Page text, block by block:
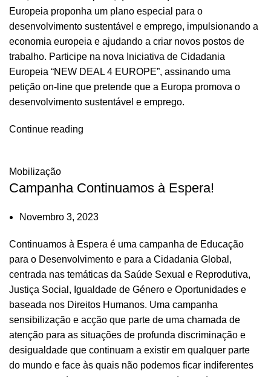
Europeia proponha um plano especial para o
desenvolvimento sustentável e emprego, impulsionando a
economia europeia e ajudando a criar novos postos de
trabalho. Participe na nova Iniciativa de Cidadania
Europeia “NEW DEAL 4 EUROPE”, assinando uma
petição on-line que pretende que a Europa promova o
desenvolvimento sustentável e emprego.
Continue reading
Mobilização
Campanha Continuamos à Espera!
Novembro 3, 2023
Continuamos à Espera é uma campanha de Educação
para o Desenvolvimento e para a Cidadania Global,
centrada nas temáticas da Saúde Sexual e Reprodutiva,
Justiça Social, Igualdade de Género e Oportunidades e
baseada nos Direitos Humanos. Uma campanha
sensibilização e acção que parte de uma chamada de
atenção para as situações de profunda discriminação e
desigualdade que continuam a existir em qualquer parte
do mundo e face às quais não podemos ficar indiferentes